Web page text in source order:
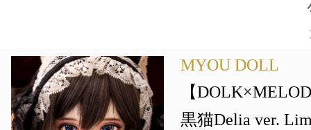
MYOU DOLL
【
黒猫Delia ver.